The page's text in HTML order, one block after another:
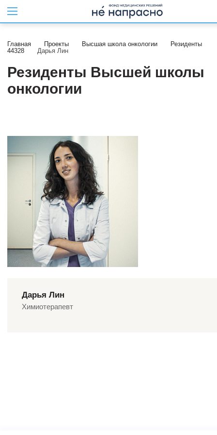
Главная Проекты Высшая школа онкологии
Резиденты
44328
Дарья Лин
Резиденты Высшей школы
онкологии
Дарья Лин
Химиотерапевт